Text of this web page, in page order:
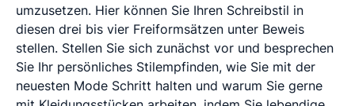
umzusetzen. Hier können Sie Ihren Schreibstil in
diesen drei bis vier Freiformsätzen unter Beweis
stellen. Stellen Sie sich zunächst vor und besprechen
Sie Ihr persönliches Stilempfinden, wie Sie mit der
neuesten Mode Schritt halten und warum Sie gerne